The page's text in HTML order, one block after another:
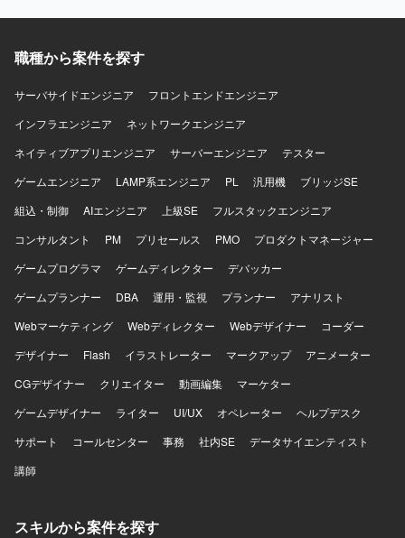
トフォームを活用したデータ連携基盤の構築に一貫して関
グやネットワーク設計の実務経験を積むことができます。
Google CloudやBigQuery、b-dashなどの最新の技術要素に
触れながら、データ基盤構築のスキルを高めていただけま
す。 【開発環境】 Google Cloud上のサービス基盤とb-
dashを利用した環境で、SQLやPython、MySQLなどを用い
職種から案件を探す
サーバサイドエンジニア
フロントエンドエンジニア
インフラエンジニア
ネットワークエンジニア
ネイティブアプリエンジニア
サーバーエンジニア
テスター
ゲームエンジニア
LAMP系エンジニア PL 汎用機
ブリッジSE
組込・制御
AIエンジニア 上級SE
フルスタックエンジニア
コンサルタント
PM プリセールス PMO
プロダクトマネージャー
ゲームプログラマ
ゲームディレクター
デバッカー
ゲームプランナー
DBA 運用・監視 プランナー
アナリスト
Webマーケティング
Webディレクター Webデザイナー
コーダー
デザイナー
Flash イラストレーター マークアップ
アニメーター
CGデザイナー
クリエイター 動画編集
マーケター
ゲームデザイナー
ライター UI/UX オペレーター
ヘルプデスク
サポート
コールセンター 事務 社内SE
データサイエンティスト
講師
スキルから案件を探す